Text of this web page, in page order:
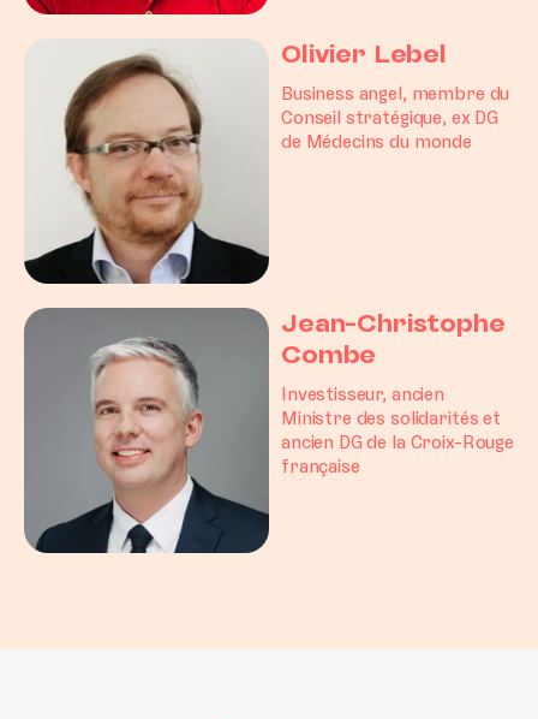
Olivier Lebel
Business angel, membre du
Conseil stratégique, ex DG
de Médecins du monde
Jean-Christophe
Combe
Investisseur, ancien
Ministre des solidarités et
ancien DG de la Croix-Rouge
française